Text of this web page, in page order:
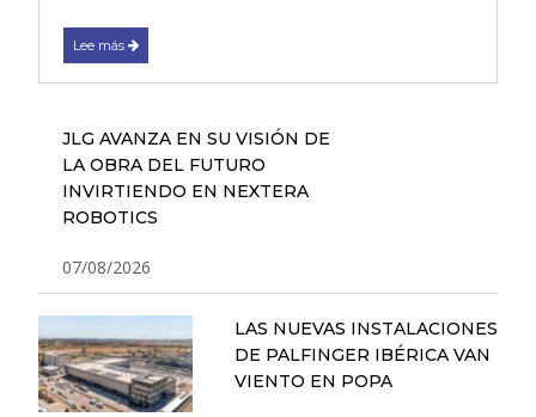
Lee más
JLG AVANZA EN SU VISIÓN DE
LA OBRA DEL FUTURO
INVIRTIENDO EN NEXTERA
ROBOTICS
07/08/2026
LAS NUEVAS INSTALACIONES
DE PALFINGER IBÉRICA VAN
VIENTO EN POPA